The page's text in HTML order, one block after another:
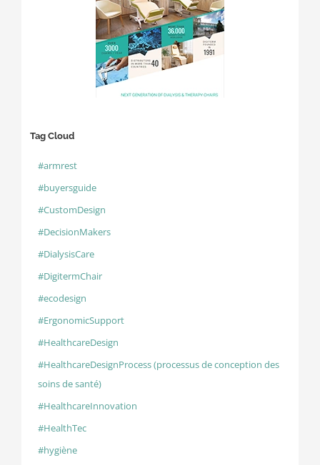
Tag Cloud
#armrest
#buyersguide
#CustomDesign
#DecisionMakers
#DialysisCare
#DigitermChair
#ecodesign
#ErgonomicSupport
#HealthcareDesign
#HealthcareDesignProcess (processus de conception des
soins de santé)
#HealthcareInnovation
#HealthTec
#hygiène